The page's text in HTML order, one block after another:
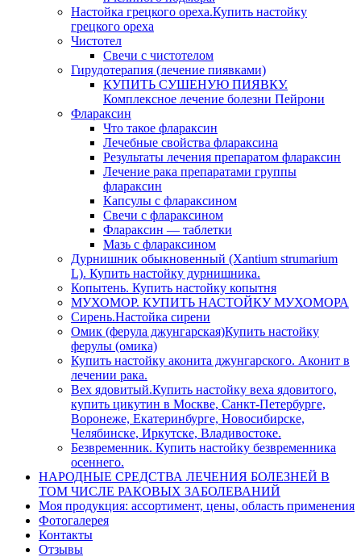
Настойка грецкого ореха.Купить настойку
грецкого ореха
Чистотел
Свечи с чистотелом
Гирудотерапия (лечение пиявками)
КУПИТЬ СУШЕНУЮ ПИЯВКУ.
Комплексное лечение болезни Пейрони
Флараксин
Что такое флараксин
Лечебные свойства флараксина
Результаты лечения препаратом флараксин
Лечение рака препаратами группы
флараксин
Капсулы с флараксином
Свечи с флараксином
Флараксин — таблетки
Мазь с флараксином
Дурнишник обыкновенный (Xantium strumarium
L). Купить настойку дурнишника.
Копытень. Купить настойку копытня
МУХОМОР. КУПИТЬ НАСТОЙКУ МУХОМОРА
Сирень.Настойка сирени
Омик (ферула джунгарская)Купить настойку
ферулы (омика)
Купить настойку аконита джунгарского. Аконит в
лечении рака.
Вех ядовитый.Купить настойку веха ядовитого,
купить цикутин в Москве, Санкт-Петербурге,
Воронеже, Екатеринбурге, Новосибирске,
Челябинске, Иркутске, Владивостоке.
Безвременник. Купить настойку безвременника
осеннего.
НАРОДНЫЕ СРЕДСТВА ЛЕЧЕНИЯ БОЛЕЗНЕЙ В
ТОМ ЧИСЛЕ РАКОВЫХ ЗАБОЛЕВАНИЙ
Моя продукция: ассортимент, цены, область применения
Фотогалерея
Контакты
Отзывы